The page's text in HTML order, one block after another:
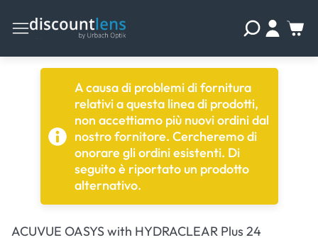
A causa di problemi di fornitura
relativi a questa linea di prodotti,
non accettiamo più nuovi ordini dal
nostro fornitore. Cercheremo di
onorare gli ordini esistenti. Di
seguito è riportato un prodotto
alternativo.
ACUVUE OASYS with HYDRACLEAR Plus 24